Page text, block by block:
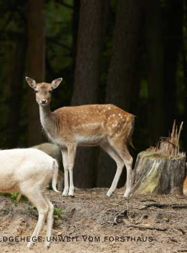
UNWEIT VOM FORSTHAUS